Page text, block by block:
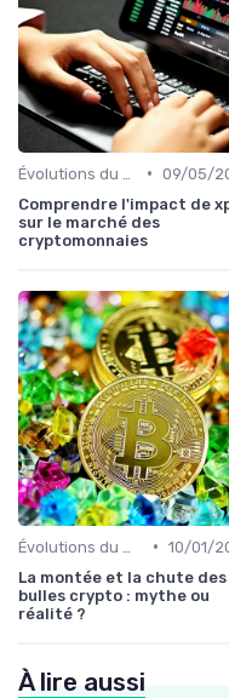
• 09/05/
Comprendre l'impact de
sur le marché des
cryptomonnaies
• 10/01/
La montée et la chute des
bulles crypto : mythe ou
réalité ?
À lire aussi